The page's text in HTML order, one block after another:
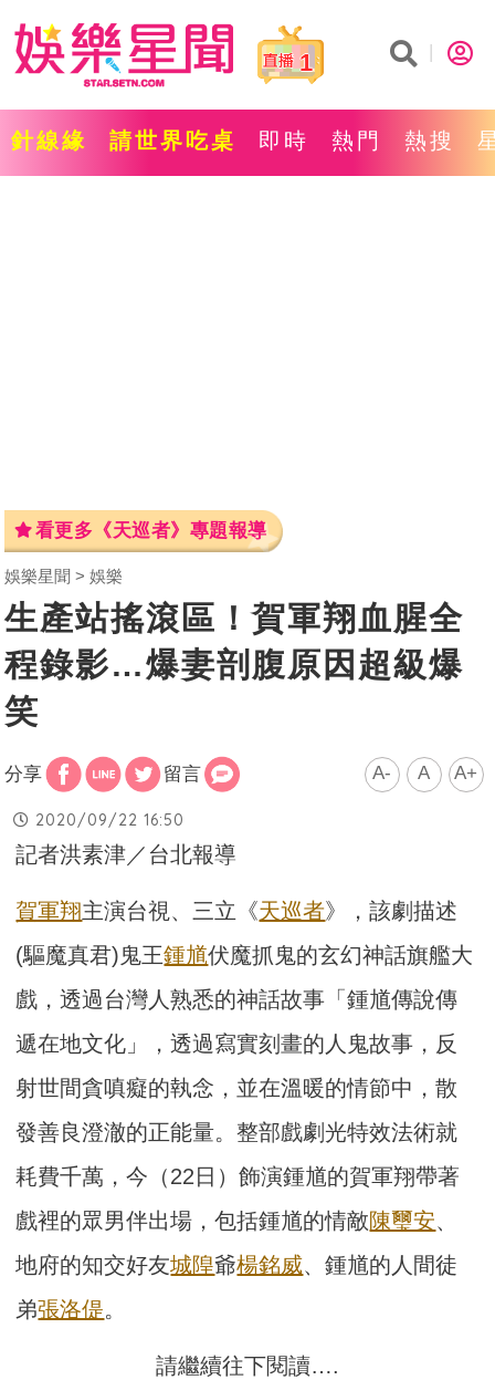
1
針線緣 請世界吃桌 即時 熱門 熱搜
看更多《天巡者》專題報導
娛樂星聞 娛樂
生產站搖滾區！賀軍翔血腥全
程錄影…爆妻剖腹原因超級爆
笑
分享 留言 A- A A+
2020/09/22 16:50
記者洪素津／台北報導
賀軍翔主演台視、三立《天巡者》，該劇描述
(驅魔真君)鬼王鍾馗伏魔抓鬼的玄幻神話旗艦大
戲，透過台灣人熟悉的神話故事「鍾馗傳說傳
遞在地文化」，透過寫實刻畫的人鬼故事，反
射世間貪嗔癡的執念，並在溫暖的情節中，散
發善良澄澈的正能量。整部戲劇光特效法術就
耗費千萬，今（22日）飾演鍾馗的賀軍翔帶著
戲裡的眾男伴出場，包括鍾馗的情敵陳璽安、
地府的知交好友城隍爺楊銘威、鍾馗的人間徒
弟張洛偍。
請繼續往下閱讀….